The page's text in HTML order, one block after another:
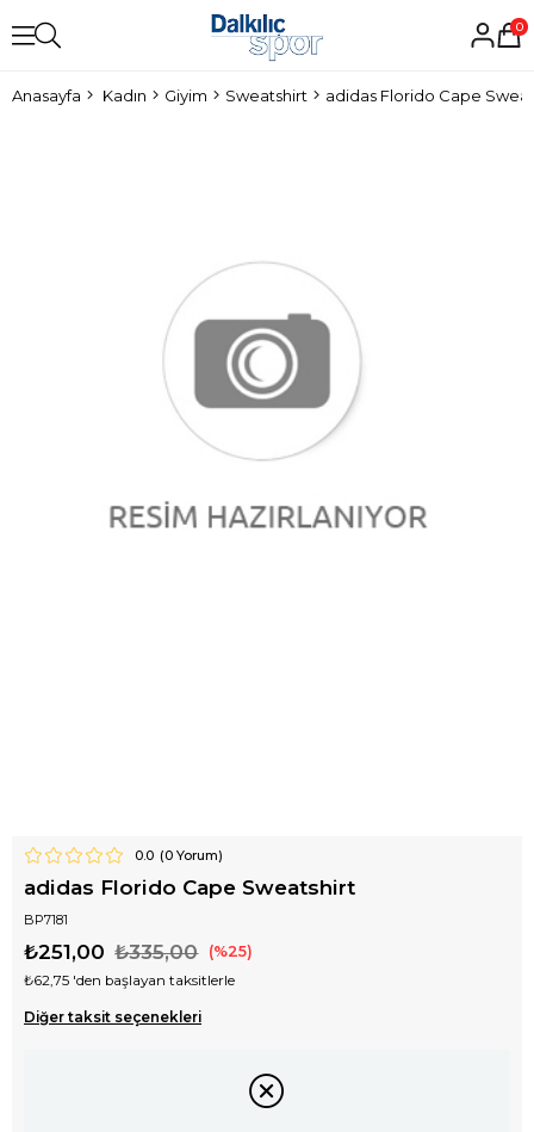
0
Anasayfa Kadın Giyim Sweatshirt adidas Florido Cape
0.0 (0Yorum)
adidas Florido Cape Sweatshirt
BP7181
₺335,00
₺251,00 25
₺62,75 'den başlayan taksitlerle
Diğer taksit seçenekleri